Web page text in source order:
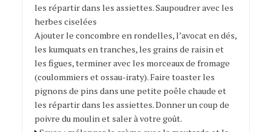
les répartir dans les assiettes. Saupoudrer avec les
herbes ciselées
Ajouter le concombre en rondelles, l’avocat en dés,
les kumquats en tranches, les grains de raisin et
les figues, terminer avec les morceaux de fromage
(coulommiers et ossau-iraty). Faire toaster les
pignons de pins dans une petite poêle chaude et
les répartir dans les assiettes. Donner un coup de
poivre du moulin et saler à votre goût.